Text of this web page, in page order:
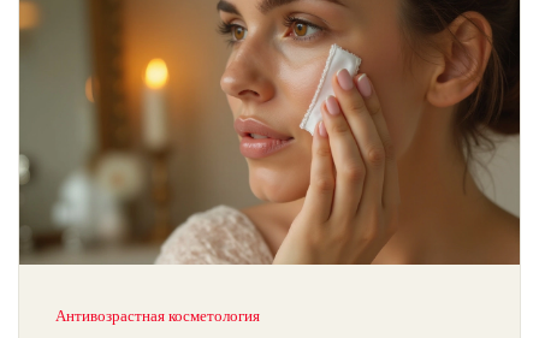
Антивозрастная косметология